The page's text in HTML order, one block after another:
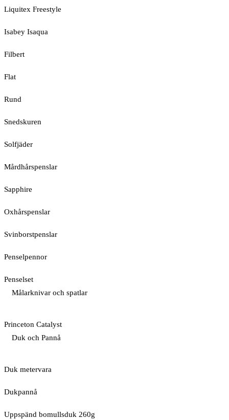
Liquitex Freestyle
Isabey Isaqua
Filbert
Flat
Rund
Snedskuren
Solfjäder
Mårdhårspenslar
Sapphire
Oxhårspenslar
Svinborstpenslar
Penselpennor
Penselset
Målarknivar och spatlar
Princeton Catalyst
Duk och Pannå
Duk metervara
Dukpannå
Uppspänd bomullsduk 260g